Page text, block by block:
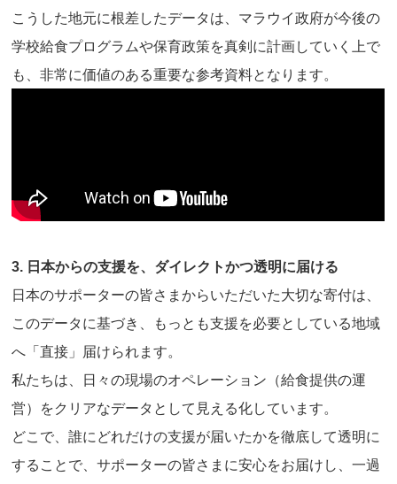
こうした地元に根差したデータは、マラウイ政府が今後の
学校給食プログラムや保育政策を真剣に計画していく上で
も、非常に価値のある重要な参考資料となります。
3. 日本からの支援を、ダイレクトかつ透明に届ける
日本のサポーターの皆さまからいただいた大切な寄付は、
このデータに基づき、もっとも支援を必要としている地域
へ「直接」届けられます。
私たちは、日々の現場のオペレーション（給食提供の運
営）をクリアなデータとして見える化しています。
どこで、誰にどれだけの支援が届いたかを徹底して透明に
することで、サポーターの皆さまに安心をお届けし、一過